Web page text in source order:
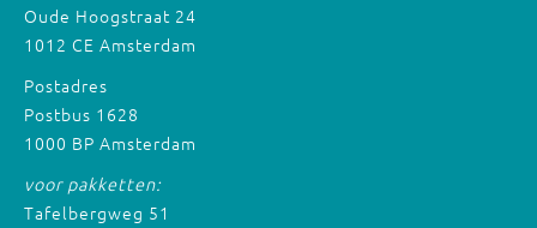
Oude Hoogstraat 24
1012 CE Amsterdam
Postadres
Postbus 1628
1000 BP Amsterdam
voor pakketten:
Tafelbergweg 51